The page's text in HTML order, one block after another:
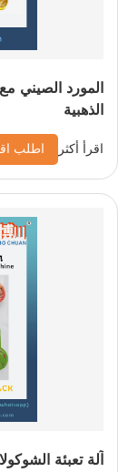
المورد الصيني
الذهبية
اقرأ أكثر اطلب
آلة تعبئة